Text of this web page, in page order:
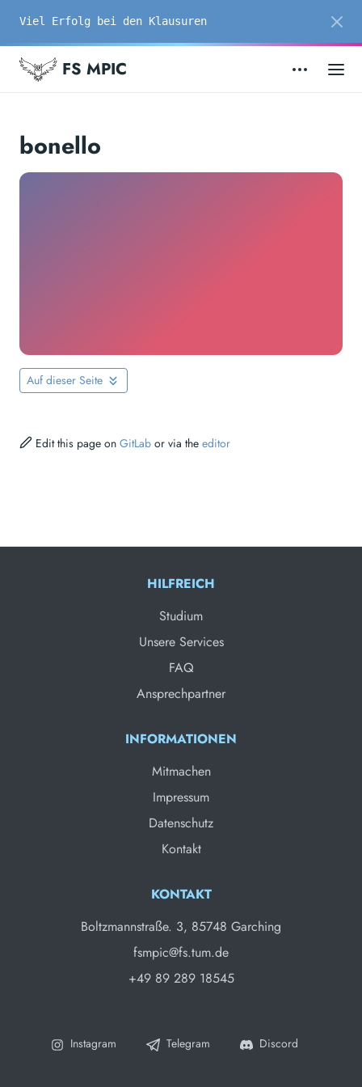
Viel Erfolg bei den Klausuren
FS MPIC
bonello
Auf dieser Seite
Edit this page on GitLab or via the editor
HILFREICH
Studium
Unsere Services
FAQ
Ansprechpartner
INFORMATIONEN
Mitmachen
Impressum
Datenschutz
Kontakt
KONTAKT
Boltzmannstraße. 3, 85748 Garching
fsmpic@fs.tum.de
+49 89 289 18545
Instagram Telegram Discord